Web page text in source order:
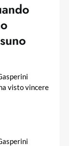
visto vincere